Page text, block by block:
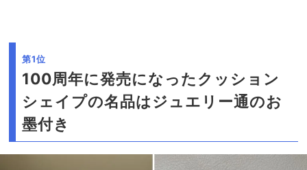
第1位
100周年に発売になったクッション
シェイプの名品はジュエリー通のお
墨付き